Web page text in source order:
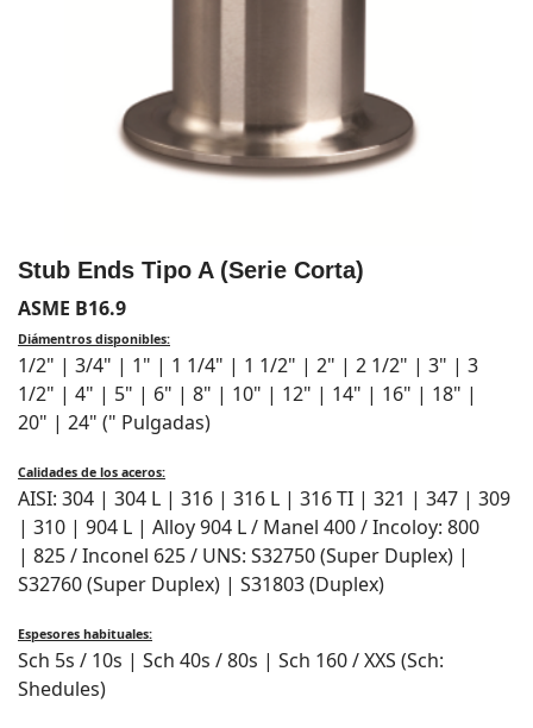
Stub Ends Tipo A (Serie Corta)
ASME B16.9
Diámentros disponibles:
1/2" | 3/4" | 1" | 1 1/4" | 1 1/2" | 2" | 2 1/2" | 3" | 3
1/2" | 4" | 5" | 6" | 8" | 10" | 12" | 14" | 16" | 18" |
20" | 24" (" Pulgadas)
Calidades de los aceros:
AISI: 304 | 304 L | 316 | 316 L | 316 TI | 321 | 347 | 309
| 310 | 904 L | Alloy 904 L / Manel 400 / Incoloy: 800
| 825 / Inconel 625 / UNS: S32750 (Super Duplex) |
S32760 (Super Duplex) | S31803 (Duplex)
Espesores habituales:
Sch 5s / 10s | Sch 40s / 80s | Sch 160 / XXS (Sch:
Shedules)